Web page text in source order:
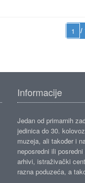
/
Informacije
Jedan od primarnih
jedinica do 30.
muzeja, ali također i
neposredni ili
arhivi, istraživački
razna poduzeća, a